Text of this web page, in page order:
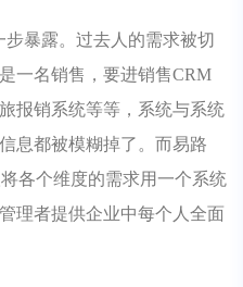
暴露。过去人的需求被切
一名销售，要进销售CRM
报销系统等等，系统与系统
息都被模糊掉了。而易路
将各个维度的需求用一个系统
理者提供企业中每个人全面